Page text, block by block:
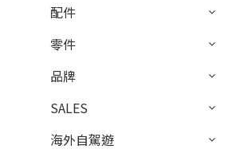
配件
零件
品牌
SALES
海外自駕遊